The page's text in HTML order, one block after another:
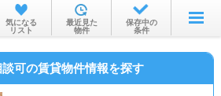
お部屋を探す
沿線・駅から
気になる
リスト
最近見た
物件
保存中の
条件
可の賃貸物件情報を探す